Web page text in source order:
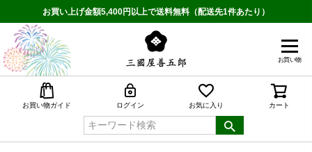
お買い上げ金額5,400円以上で送料無料（配送先1件あたり）
お買い物
お買い物ガイド ログイン お気に入り カート